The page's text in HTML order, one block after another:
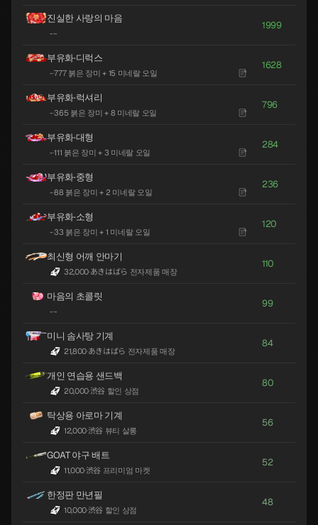
진실한 사랑의 마음
-·-
1999
부유화·디럭스
-·777 붉은 장미 + 15 미네랄 오일
1628
부유화·럭셔리
-·365 붉은 장미 + 8 미네랄 오일
796
부유화·대형
-·111 붉은 장미 + 3 미네랄 오일
284
부유화·중형
-·88 붉은 장미 + 2 미네랄 오일
236
부유화·소형
-·33 붉은 장미 + 1 미네랄 오일
120
최신형 어깨 안마기
32,000·あきはばら 전자제품 매장
110
마음의 초콜릿
-·-
99
미니 솜사탕 기계
21,800·あきはばら 전자제품 매장
84
개인 연습용 샌드백
20,000·渋谷 할인 상점
80
탁상용 아로마 기계
12,000·渋谷 뷰티 살롱
56
GOAT 야구 배트
11,000·渋谷 프리미엄 마켓
52
한정판 만년필
10,000·渋谷 할인 상점
48